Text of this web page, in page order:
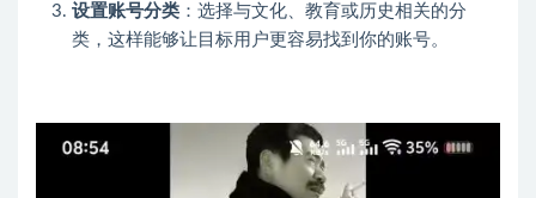
设置账号分类 ：选择与文化、教育或历史相关的分
类，这样能够让目标用户更容易找到你的账号。